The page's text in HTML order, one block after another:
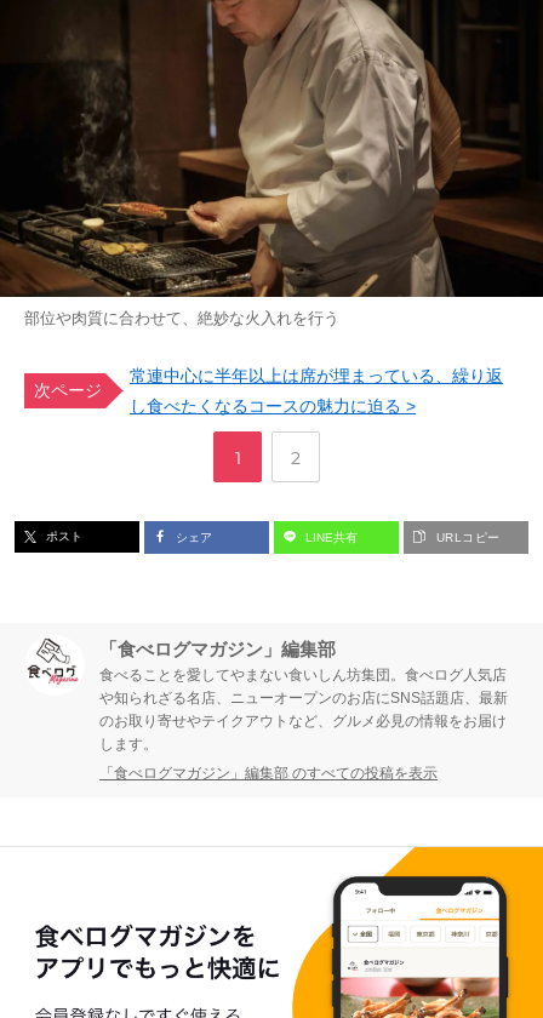
部位や肉質に合わせて、絶妙な火入れを行う
次ページ
常連中心に半年以上は席が埋まっている、繰り返
し食べたくなるコースの魅力に迫る >
ペ
ジ
1
,
ペ
ジ
2
ポスト シェア LINE共有 URLコピー
「食べログマガジン」編集部
食べることを愛してやまない食いしん坊集団。食べログ人気店
や知られざる名店、ニューオープンのお店にSNS話題店、最新
のお取り寄せやテイクアウトなど、グルメ必見の情報をお届け
します。
「食べログマガジン」編集部 のすべての投稿を表示